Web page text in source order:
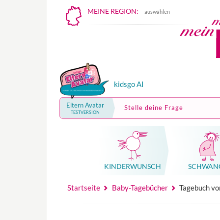
MEINE REGION: auswählen
kidsgo AI
Eltern Avatar
TESTVERSION
Stelle deine Frage
KINDER­WUNSCH
Startseite Baby-Tagebücher Tagebuch